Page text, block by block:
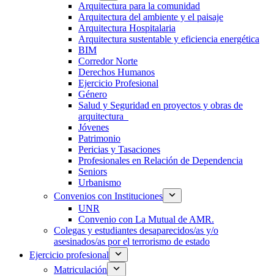
Arquitectura para la comunidad
Arquitectura del ambiente y el paisaje
Arquitectura Hospitalaria
Arquitectura sustentable y eficiencia energética
BIM
Corredor Norte
Derechos Humanos
Ejercicio Profesional
Género
Salud y Seguridad en proyectos y obras de
arquitectura
Jóvenes
Patrimonio
Pericias y Tasaciones
Profesionales en Relación de Dependencia
Seniors
Urbanismo
Convenios con Instituciones
UNR
Convenio con La Mutual de AMR.
Colegas y estudiantes desaparecidos/as y/o
asesinados/as por el terrorismo de estado
Ejercicio profesional
Matriculación